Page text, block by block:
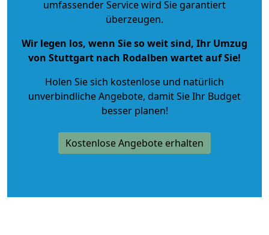
umfassender Service wird Sie garantiert
überzeugen.
Wir legen los, wenn Sie so weit sind, Ihr Umzug
von Stuttgart nach Rodalben wartet auf Sie!
Holen Sie sich kostenlose und natürlich
unverbindliche Angebote, damit Sie Ihr Budget
besser planen!
Kostenlose Angebote erhalten